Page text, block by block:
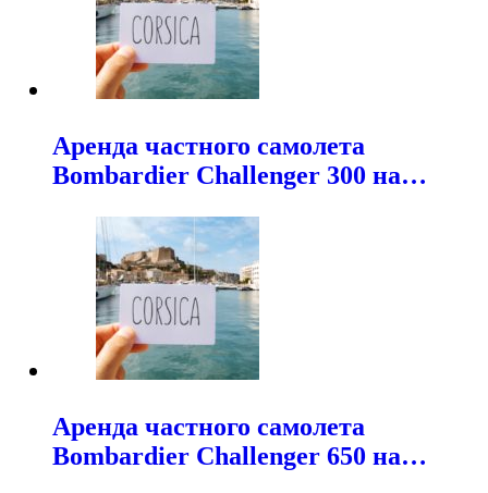
Аренда частного самолета
Bombardier Challenger 300 на…
Аренда частного самолета
Bombardier Challenger 650 на…